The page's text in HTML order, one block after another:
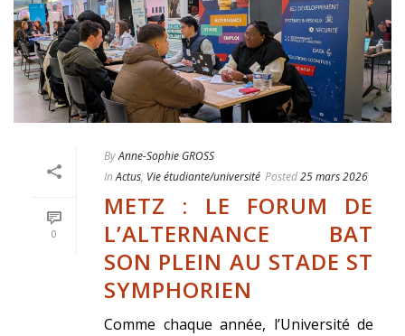
0
ByAnne-Sophie GROSS
In Actus, Vie étudiante/université Posted25 mars 2026
METZ : LE FORUM DE
L’ALTERNANCE BAT
SON PLEIN AU STADE ST
SYMPHORIEN
Comme chaque année, l’Université de